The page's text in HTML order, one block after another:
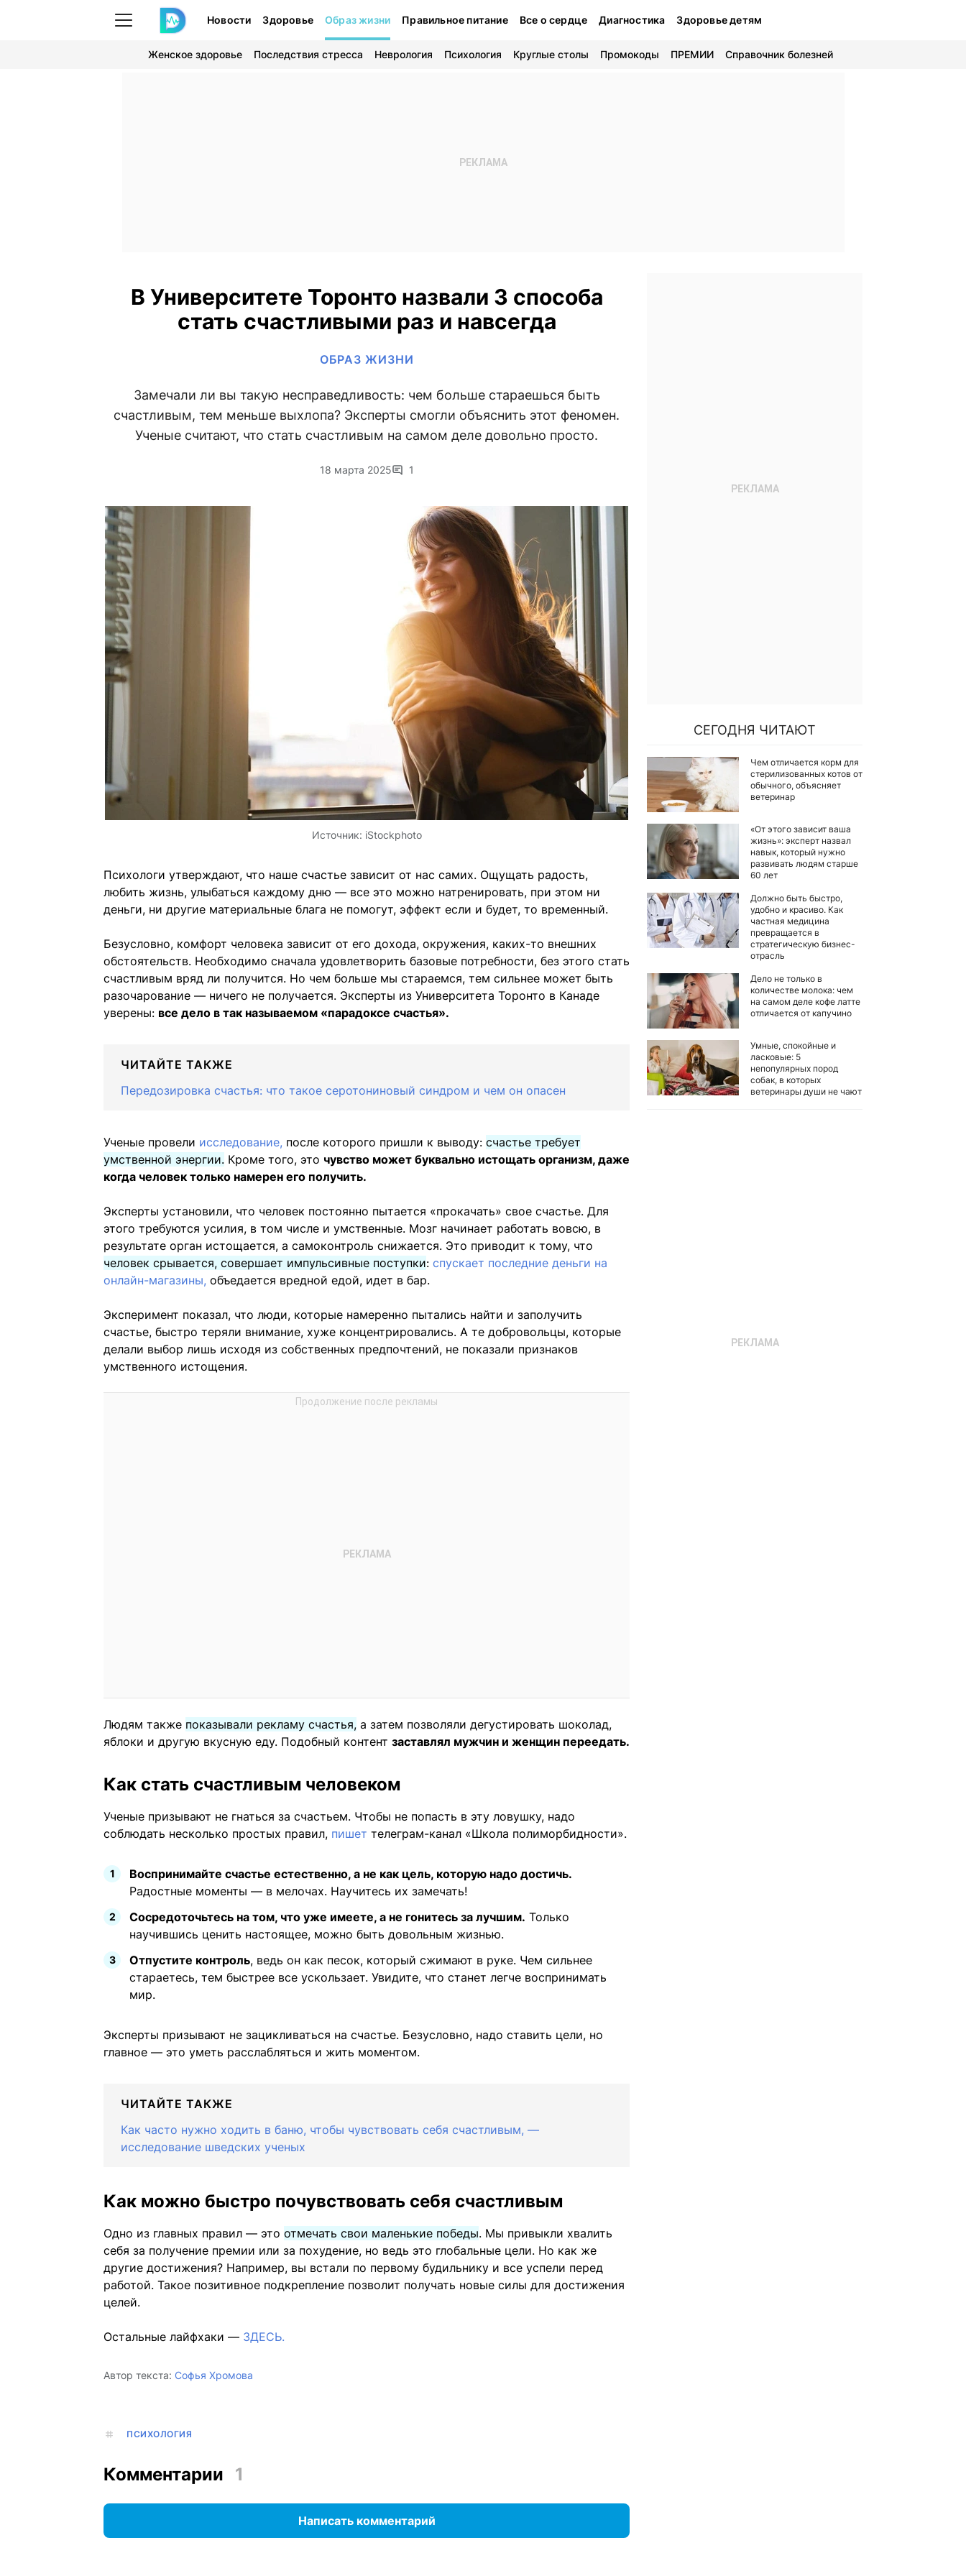
Новости Здоровье Образ жизни Правильное питание Все о сердце Диагностика Здоровье детям
Женское здоровье Последствия стресса Неврология Психология Круглые столы Промокоды ПРЕМИИ Справочник болезней
В Университете Торонто назвали 3 способа
стать счастливыми раз и навсегда
ОБРАЗ ЖИЗНИ
Замечали ли вы такую несправедливость: чем больше стараешься быть
счастливым, тем меньше выхлопа? Эксперты смогли объяснить этот феномен.
Ученые считают, что стать счастливым на самом деле довольно просто.
18 марта 2025 1
Источник: iStockphoto
Психологи утверждают, что наше счастье зависит от нас самих. Ощущать радость,
любить жизнь, улыбаться каждому дню — все это можно натренировать, при этом ни
деньги, ни другие материальные блага не помогут, эффект если и будет, то временный.
Безусловно, комфорт человека зависит от его дохода, окружения, каких-то внешних
обстоятельств. Необходимо сначала удовлетворить базовые потребности, без этого стать
счастливым вряд ли получится. Но чем больше мы стараемся, тем сильнее может быть
разочарование — ничего не получается. Эксперты из Университета Торонто в Канаде
уверены: все дело в так называемом «парадоксе счастья».
ЧИТАЙТЕ ТАКЖЕ
Передозировка счастья: что такое серотониновый синдром и чем он опасен
Ученые провели исследование, после которого пришли к выводу: счастье требует
умственной энергии. Кроме того, это чувство может буквально истощать организм, даже
когда человек только намерен его получить.
Эксперты установили, что человек постоянно пытается «прокачать» свое счастье. Для
этого требуются усилия, в том числе и умственные. Мозг начинает работать вовсю, в
результате орган истощается, а самоконтроль снижается. Это приводит к тому, что
человек срывается, совершает импульсивные поступки: спускает последние деньги на
онлайн-магазины, объедается вредной едой, идет в бар.
Эксперимент показал, что люди, которые намеренно пытались найти и заполучить
счастье, быстро теряли внимание, хуже концентрировались. А те добровольцы, которые
делали выбор лишь исходя из собственных предпочтений, не показали признаков
умственного истощения.
Людям также показывали рекламу счастья, а затем позволяли дегустировать шоколад,
яблоки и другую вкусную еду. Подобный контент заставлял мужчин и женщин переедать.
Как стать счастливым человеком
Ученые призывают не гнаться за счастьем. Чтобы не попасть в эту ловушку, надо
соблюдать несколько простых правил, пишет телеграм-канал «Школа полиморбидности».
Воспринимайте счастье естественно, а не как цель, которую надо достичь.
Радостные моменты — в мелочах. Научитесь их замечать!
Сосредоточьтесь на том, что уже имеете, а не гонитесь за лучшим. Только
научившись ценить настоящее, можно быть довольным жизнью.
Отпустите контроль, ведь он как песок, который сжимают в руке. Чем сильнее
стараетесь, тем быстрее все ускользает. Увидите, что станет легче воспринимать
мир.
Эксперты призывают не зацикливаться на счастье. Безусловно, надо ставить цели, но
главное — это уметь расслабляться и жить моментом.
ЧИТАЙТЕ ТАКЖЕ
Как часто нужно ходить в баню, чтобы чувствовать себя счастливым, —
исследование шведских ученых
Как можно быстро почувствовать себя счастливым
Одно из главных правил — это отмечать свои маленькие победы. Мы привыкли хвалить
себя за получение премии или за похудение, но ведь это глобальные цели. Но как же
другие достижения? Например, вы встали по первому будильнику и все успели перед
работой. Такое позитивное подкрепление позволит получать новые силы для достижения
целей.
Остальные лайфхаки — ЗДЕСЬ.
Автор текста: Софья Хромова
ПСИХОЛОГИЯ
СЕГОДНЯ ЧИТАЮТ
Чем отличается корм для
стерилизованных котов от
обычного, объясняет
ветеринар
«От этого зависит ваша
жизнь»: эксперт назвал
навык, который нужно
развивать людям старше
60 лет
Должно быть быстро,
удобно и красиво. Как
частная медицина
превращается в
стратегическую бизнес-
отрасль
Дело не только в
количестве молока: чем
на самом деле кофе латте
отличается от капучино
Умные, спокойные и
ласковые: 5
непопулярных пород
собак, в которых
ветеринары души не чают
Комментарии 1
Написать комментарий